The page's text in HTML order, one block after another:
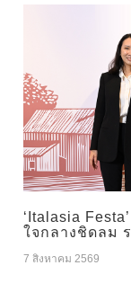
‘Italasia
ใจกลางชิดลม
7 สิงหาคม 2569